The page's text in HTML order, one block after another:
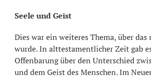
Seele und Geist
Dies war ein weiteres Thema, über
wurde. In alttestamentlicher Zeit gab
Offenbarung über den Unterschied
und dem Geist des Menschen. Im